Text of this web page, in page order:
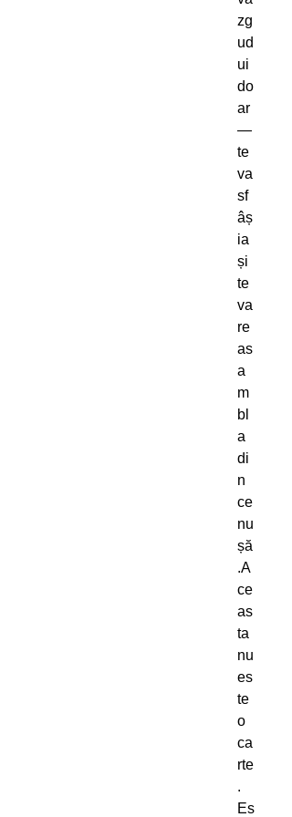
zg
ud
ui
do
ar
—
te
va
sf
âș
ia
și
te
va
re
as
a
m
bl
a
di
n
ce
nu
șă
.A
ce
as
ta
nu
es
te
o
ca
rte
.
Es